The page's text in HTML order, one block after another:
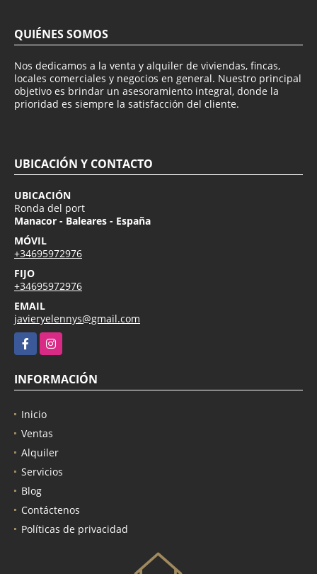
QUIÉNES SOMOS
Nos dedicamos a la venta y alquiler de viviendas, fincas,
locales comerciales y negocios en general. Nuestro principal
objetivo es brindar un asesoramiento integral, donde la
prioridad es siempre la satisfacción del cliente.
UBICACIÓN Y CONTACTO
UBICACIÓN
Ronda del port
Manacor - Baleares - España
MÓVIL
+34695972976
FIJO
+34695972976
EMAIL
javieryelennys@gmail.com
FacebookInstagram
INFORMACIÓN
Inicio
Ventas
Alquiler
Servicios
Blog
Contáctenos
Políticas de privacidad